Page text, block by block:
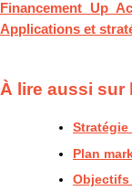
Financement Up
Applications et
À lire aussi sur
Plan
Objectifs